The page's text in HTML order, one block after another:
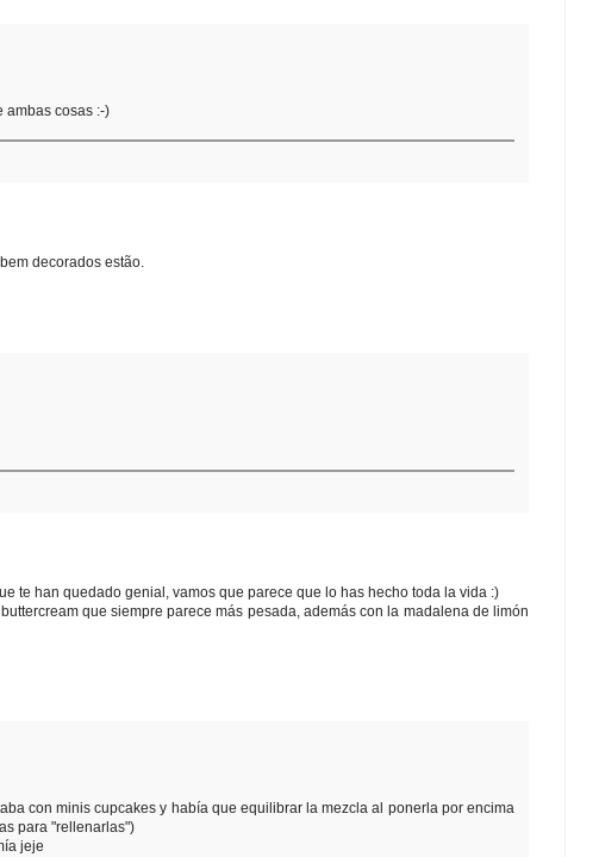
ambas cosas :-)
decorados estão.
te han quedado genial, vamos que parece que lo has hecho toda la vida :)
que siempre parece más pesada, además con la madalena de limón
con minis cupcakes y había que equilibrar la mezcla al ponerla por encima
para "rellenarlas")
jeje